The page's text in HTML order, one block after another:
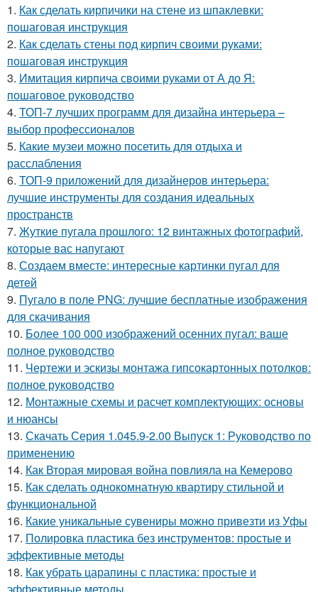
1. Как сделать кирпичики на стене из шпаклевки:
пошаговая инструкция
2. Как сделать стены под кирпич своими руками:
пошаговая инструкция
3. Имитация кирпича своими руками от А до Я:
пошаговое руководство
4. ТОП-7 лучших программ для дизайна интерьера –
выбор профессионалов
5. Какие музеи можно посетить для отдыха и
расслабления
6. ТОП-9 приложений для дизайнеров интерьера:
лучшие инструменты для создания идеальных
пространств
7. Жуткие пугала прошлого: 12 винтажных фотографий,
которые вас напугают
8. Создаем вместе: интересные картинки пугал для
детей
9. Пугало в поле PNG: лучшие бесплатные изображения
для скачивания
10. Более 100 000 изображений осенних пугал: ваше
полное руководство
11. Чертежи и эскизы монтажа гипсокартонных потолков:
полное руководство
12. Монтажные схемы и расчет комплектующих: основы
и нюансы
13. Скачать Серия 1.045.9-2.00 Выпуск 1: Руководство по
применению
14. Как Вторая мировая война повлияла на Кемерово
15. Как сделать однокомнатную квартиру стильной и
функциональной
16. Какие уникальные сувениры можно привезти из Уфы
17. Полировка пластика без инструментов: простые и
эффективные методы
18. Как убрать царапины с пластика: простые и
эффективные методы